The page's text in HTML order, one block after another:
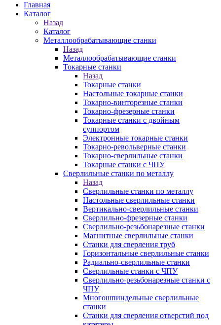
Главная
Каталог
Назад
Каталог
Металлообрабатывающие станки
Назад
Металлообрабатывающие станки
Токарные станки
Назад
Токарные станки
Настольные токарные станки
Токарно-винторезные станки
Токарно-фрезерные станки
Токарные станки с двойным
суппортом
Электронные токарные станки
Токарно-револьверные станки
Токарно-сверлильные станки
Токарные станки с ЧПУ
Сверлильные станки по металлу
Назад
Сверлильные станки по металлу
Настольные сверлильные станки
Вертикально-сверлильные станки
Сверлильно-фрезерные станки
Сверлильно-резьбонарезные станки
Магнитные сверлильные станки
Станки для сверления труб
Горизонтальные сверлильные станки
Радиально-сверлильные станки
Сверлильные станки с ЧПУ
Сверлильно-резьбонарезные станки с
ЧПУ
Многошпиндельные сверлильные
станки
Станки для сверления отверстий под